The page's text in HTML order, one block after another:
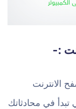
:-
الانترنت
في محادثاتك